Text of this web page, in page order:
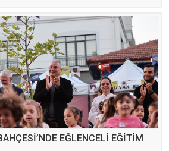
EĞLENCELİ EĞİTİM